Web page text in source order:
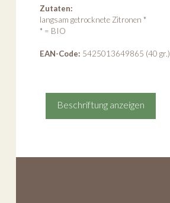
Zutaten:
langsam getrocknete Zitronen *
* = BIO
EAN-Code: 5425013649865 (40 gr.)
Beschriftung anzeigen